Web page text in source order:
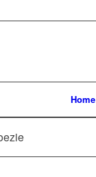
Home